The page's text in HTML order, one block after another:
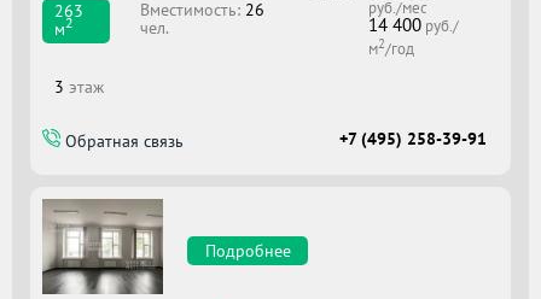
263
м2
Вместимоcть: 26
чел.
руб./мес
14 400 руб./
м2/год
3 этаж
Обратная связь +7 (495) 258-39-91
Подробнее